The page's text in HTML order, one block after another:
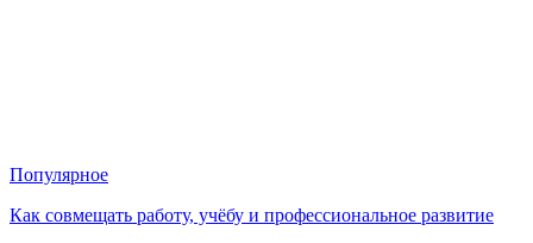
Популярное
Как совмещать работу, учёбу и профессиональное развитие